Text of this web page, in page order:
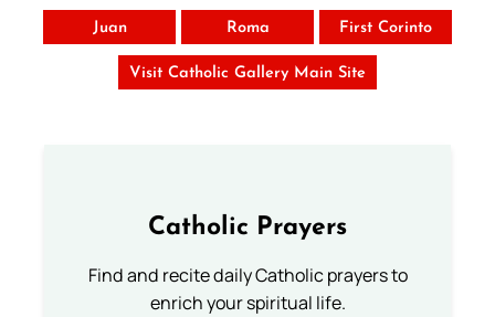
Juan Roma First Corinto
Visit Catholic Gallery Main Site
Catholic Prayers
Find and recite daily Catholic prayers to
enrich your spiritual life.